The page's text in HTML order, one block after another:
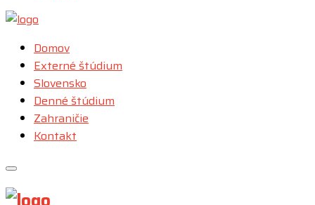
Domov
Externé štúdium
Slovensko
Denné štúdium
Zahraničie
Kontakt